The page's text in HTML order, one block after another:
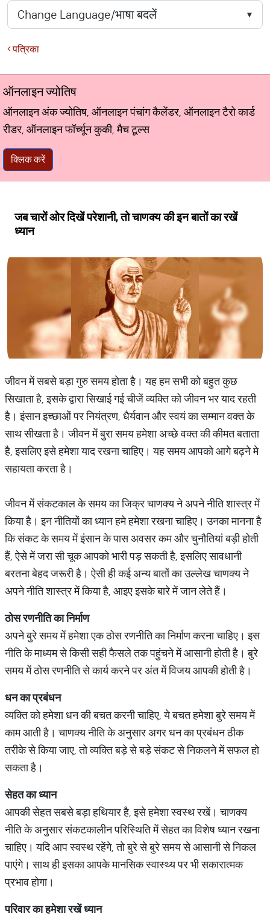
पत्रिका
ऑनलाइन ज्योतिष
ऑनलाइन अंक ज्योतिष, ऑनलाइन पंचांग कैलेंडर, ऑनलाइन टैरो कार्ड
रीडर, ऑनलाइन फॉर्च्यून कुकी, मैच टूल्स
क्लिक करें
जब चारों ओर दिखें परेशानी, तो चाणक्य की इन बातों का रखें
ध्यान
जीवन में सबसे बड़ा गुरु समय होता है। यह हम सभी को बहुत कुछ
सिखाता है, इसके द्वारा सिखाई गई चीजें व्यक्ति को जीवन भर याद रहती
है। इंसान इच्छाओं पर नियंत्रण, धैर्यवान और स्वयं का सम्मान वक्त के
साथ सीखता है। जीवन में बुरा समय हमेशा अच्छे वक्त की कीमत बताता
है, इसलिए इसे हमेशा याद रखना चाहिए। यह समय आपको आगे बढ़ने मे
सहायता करता है।
जीवन में संकटकाल के समय का जिक्र चाणक्य ने अपने नीति शास्त्र में
किया है। इन नीतियों का ध्यान हमे हमेशा रखना चाहिए। उनका मानना है
कि संकट के समय में इंसान के पास अवसर कम और चुनौतियां बड़ी होती
हैं, ऐसे में जरा सी चूक आपको भारी पड़ सकती है, इसलिए सावधानी
बरतना बेहद जरूरी है। ऐसी ही कई अन्य बातों का उल्लेख चाणक्य ने
अपने नीति शास्त्र में किया है, आइए इसके बारे में जान लेते हैं।
ठोसरणनीतिकानिर्माण
अपने बुरे समय में हमेशा एक ठोस रणनीति का निर्माण करना चाहिए। इस
नीति के माध्यम से किसी सही फैसले तक पहुंचने में आसानी होती है। बुरे
समय में ठोस रणनीति से कार्य करने पर अंत में विजय आपकी होती है।
धनकाप्रबंधन
व्यक्ति को हमेशा धन की बचत करनी चाहिए, ये बचत हमेशा बुरे समय में
काम आती है। चाणक्य नीति के अनुसार अगर धन का प्रबंधन ठीक
तरीके से किया जाए, तो व्यक्ति बड़े से बड़े संकट से निकलने में सफल हो
सकता है।
सेहतकाध्यान
आपकी सेहत सबसे बड़ा हथियार है, इसे हमेशा स्वस्थ रखें। चाणक्य
नीति के अनुसार संकटकालीन परिस्थिति में सेहत का विशेष ध्यान रखना
चाहिए। यदि आप स्वस्थ रहेंगे, तो बुरे से बुरे समय से आसानी से निकल
पाएंगे। साथ ही इसका आपके मानसिक स्वास्थ्य पर भी सकारात्मक
प्रभाव होगा।
परिवारकाहमेशारखेंध्यान